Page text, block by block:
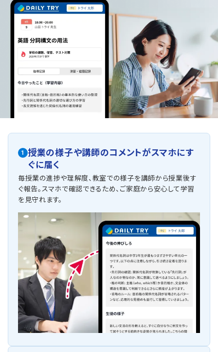
1
授業の様子や講師のコメントがスマホにす
ぐに届く
毎授業の進捗や理解度、教室での様子を講師から授業後す
ぐ報告。スマホで確認できるため、ご家庭から安心して学習
を見守れます。